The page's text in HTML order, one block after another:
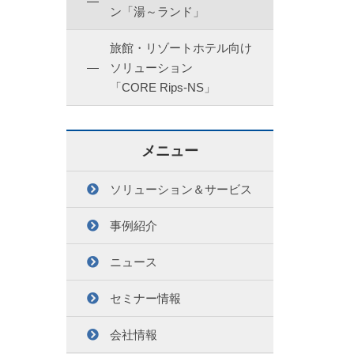
ン「湯～ランド」
旅館・リゾートホテル向け
ソリューション
「CORE Rips-NS」
メニュー
ソリューション＆サービス
事例紹介
ニュース
セミナー情報
会社情報